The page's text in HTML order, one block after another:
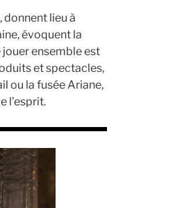
donnent lieu à
évoquent la
ensemble est
et spectacles,
ou la fusée Ariane,
l’esprit.